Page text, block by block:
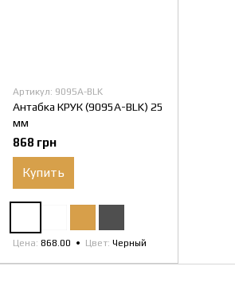
Артикул: 9095А-BLK
Антабка КРУК (9095А-BLK) 25
мм
868 грн
Купить
Цена 868.00 Цвет Черный